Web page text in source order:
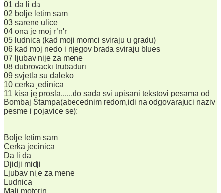
01 da li da
02 bolje letim sam
03 sarene ulice
04 ona je moj r’n'r
05 ludnica (kad moji momci sviraju u gradu)
06 kad moj nedo i njegov brada sviraju blues
07 ljubav nije za mene
08 dubrovacki trubaduri
09 svjetla su daleko
10 cerka jedinica
11 kisa je prosla......do sada svi upisani tekstovi pesama od
Bombaj Štampa(abecednim redom,idi na odgovarajuci naziv
pesme i pojavice se):
Bolje letim sam
Cerka jedinica
Da li da
Djidji midji
Ljubav nije za mene
Ludnica
Mali motorin